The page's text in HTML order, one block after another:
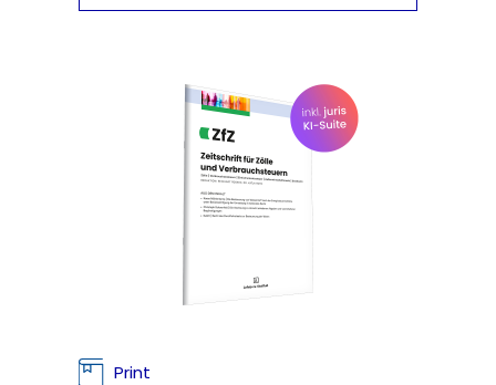
Print